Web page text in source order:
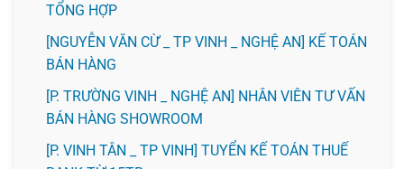
TỔNG HỢP
[NGUYỄN VĂN CỪ _ TP VINH _ NGHỆ AN] KẾ TOÁN
BÁN HÀNG
[P. TRƯỜNG VINH _ NGHỆ AN] NHÂN VIÊN TƯ VẤN
BÁN HÀNG SHOWROOM
[P. VINH TÂN _ TP VINH] TUYỂN KẾ TOÁN THUẾ